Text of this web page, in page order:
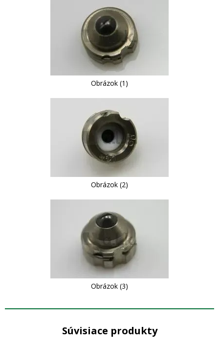
Obrázok (1)
Obrázok (2)
Obrázok (3)
Súvisiace produkty